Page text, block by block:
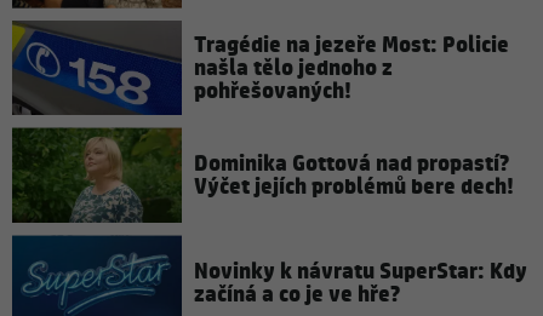
Tragédie na jezeře Most: Policie
našla tělo jednoho z
pohřešovaných!
Dominika Gottová nad propastí?
Výčet jejích problémů bere dech!
Novinky k návratu SuperStar: Kdy
začíná a co je ve hře?